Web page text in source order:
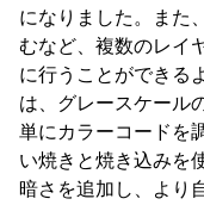
になりました。また
むなど、複数のレイ
に行うことができる
は、グレースケール
単にカラーコードを
い焼きと焼き込みを
暗さを追加し、より